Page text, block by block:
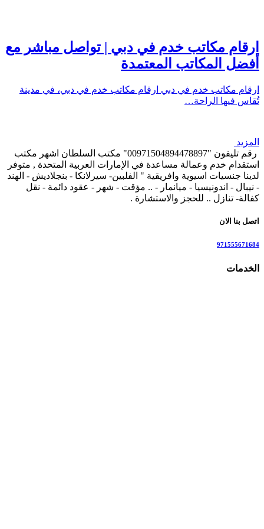
ارقام مكاتب خدم في دبي | تواصل مباشر مع
أفضل المكاتب المعتمدة
ارقام مكاتب خدم في دبي ارقام مكاتب خدم في دبي، في مدينة
تُقاس فيها الراحة…
المزيد
رقم تليفون "00971504894478897" مكتب السلطان اشهر مكتب
استقدام خدم وعمالة مساعدة في الإمارات العربية المتحدة , متوفر
لدينا جنسيات اسيوية وافريقية " الفلبين- سيرلانكا - بنجلاديش - الهند
- نيبال - اندونيسيا - ميانمار - .. مؤقت - شهر - عقود دائمة - نقل
كفالة- تنازل .. للحجز والاستشارة .
اتصل بنا الان
971555671684
الخدمات